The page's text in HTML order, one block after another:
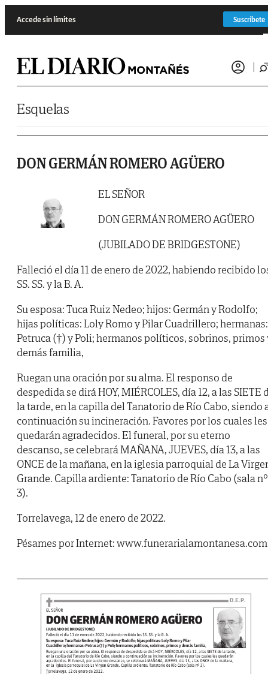
Accede sin límites Suscríbete
Esquelas
DON GERMÁN ROMERO AGÜERO
EL SEÑOR
DON GERMÁN ROMERO AGÜERO
(JUBILADO DE BRIDGESTONE)
Falleció el día 11 de enero de 2022, habiendo recibido
SS. SS. y la B. A.
Su esposa: Tuca Ruiz Nedeo; hijos: Germán y Rodolfo;
hijas políticas: Loly Romo y Pilar Cuadrillero; hermanas:
Petruca (†) y Poli; hermanos políticos, sobrinos, primos
demás familia,
Ruegan una oración por su alma. El responso de
despedida se dirá HOY, MIÉRCOLES, día 12, a las SIETE
la tarde, en la capilla del Tanatorio de Río Cabo, siendo
continuación su incineración. Favores por los cuales les
quedarán agradecidos. El funeral, por su eterno
descanso, se celebrará MAÑANA, JUEVES, día 13, a las
ONCE de la mañana, en la iglesia parroquial de La
Grande. Capilla ardiente: Tanatorio de Río Cabo (sala nº
3).
Torrelavega, 12 de enero de 2022.
Pésames por Internet: www.funerarialamontanesa.com